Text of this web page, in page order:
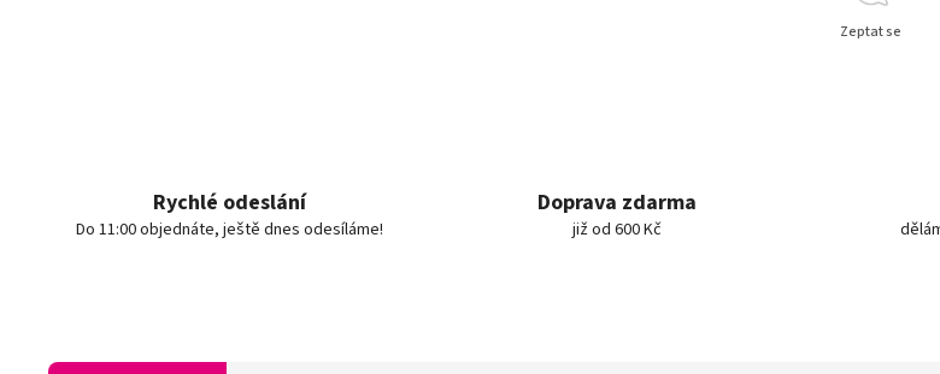
Zeptat se
Rychlé odeslání
Do 11:00 objednáte, ještě dnes odesíláme!
Doprava zdarma
již od 600 Kč